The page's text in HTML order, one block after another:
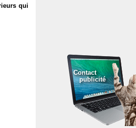
qui
Contact
publicité